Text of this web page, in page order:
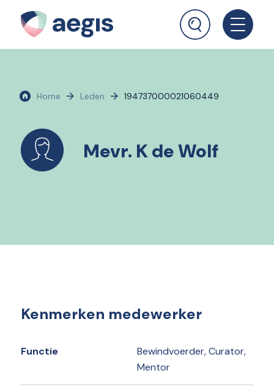
Home Leden 194737000021060449
Mevr. K de Wolf
Kenmerken medewerker
Functie
Bewindvoerder, Curator,
Mentor